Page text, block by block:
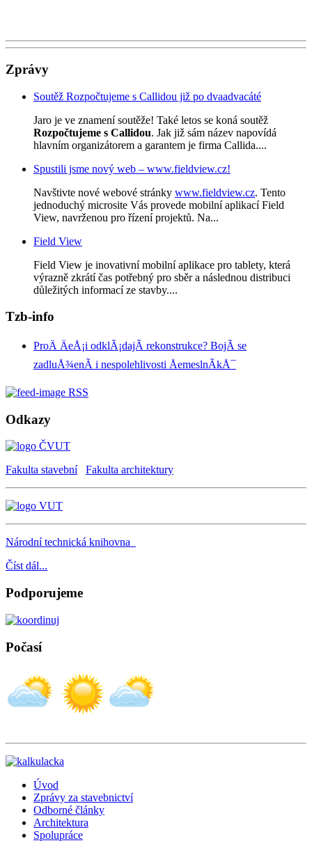
Zprávy
Soutěž Rozpočtujeme s Callidou již po dvaadvacáté
Jaro je ve znamení soutěže! Také letos se koná soutěž
Rozpočtujeme s Callidou. Jak již sám název napovídá
hlavním organizátorem a garantem je firma Callida....
Spustili jsme nový web – www.fieldview.cz!
Navštivte nové webové stránky www.fieldview.cz. Tento
jednoduchý microsite Vás provede mobilní aplikací Field
View, navrženou pro řízení projektů. Na...
Field View
Field View je inovativní mobilní aplikace pro tablety, která
výrazně zkrátí čas potřebný pro sběr a následnou distribuci
důležitých informací ze stavby....
Tzb-info
ProÄ ÄeÅ¡i odklÃ¡dajÃ­ rekonstrukce? BojÃ­ se
zadluÅ¾enÃ­ i nespolehlivosti ÅemeslnÃ­kÅ¯
RSS
Odkazy
Fakulta stavební Fakulta architektury
Národní technická knihovna
Číst dál...
Podporujeme
Počasí
Úvod
Zprávy za stavebnictví
Odborné články
Architektura
Spolupráce